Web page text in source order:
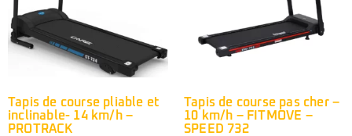
Tapis de course pliable et
inclinable- 14 km/h –
PROTRACK
Tapis de course pas cher –
10 km/h – FITMOVE –
SPEED 732